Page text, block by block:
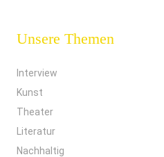
Unsere Themen
Interview
Kunst
Theater
Literatur
Nachhaltig